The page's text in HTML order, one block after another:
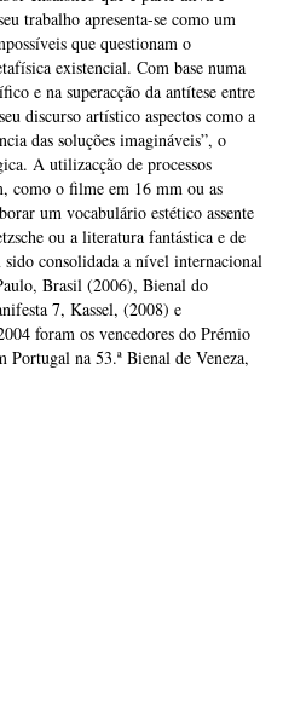
trabalho apresenta-se como um
que questionam o
existencial. Com base numa
e na superacção da antítese entre
discurso artístico aspectos como a
das soluções imagináveis”, o
A utilizacção de processos
como o filme em 16 mm ou as
um vocabulário estético assente
ou a literatura fantástica e de
consolidada a nível internacional
Brasil (2006), Bienal do
7, Kassel, (2008) e
foram os vencedores do Prémio
Portugal na 53.ª Bienal de Veneza,